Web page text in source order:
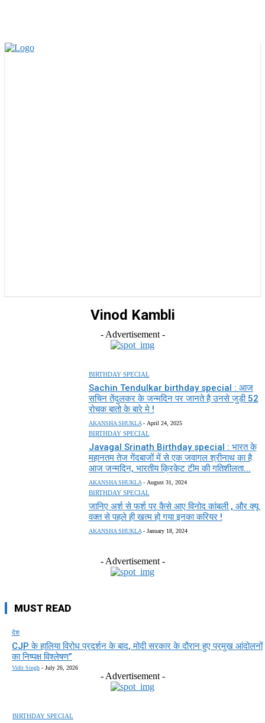
Vinod Kambli
- Advertisement -
BIRTHDAY SPECIAL
Sachin Tendulkar birthday special : आज
सचिन तेंदुलकर के जन्मदिन पर जानते है उनसे जुड़ी 52
रोचक बातो के बारे मे !
AKANSHA SHUKLA - April 24, 2025
BIRTHDAY SPECIAL
Javagal Srinath Birthday special : भारत के
महानतम तेज गेंदबाजों में से एक जवागल श्रीनाथ का है
आज जन्मदिन, भारतीय क्रिकेट टीम की गतिशीलता...
AKANSHA SHUKLA - August 31, 2024
BIRTHDAY SPECIAL
जानिए अर्श से फर्श पर कैसे आए विनोद कांबली , और क्यू
वक्त से पहले ही खत्म हो गया इनका करियर !
AKANSHA SHUKLA - January 18, 2024
- Advertisement -
MUST READ
देश
CJP के हालिया विरोध प्रदर्शन के बाद, मोदी सरकार के दौरान हुए प्रमुख आंदोलनों
का निष्पक्ष विश्लेषण”
Vidit Singh - July 26, 2026
- Advertisement -
BIRTHDAY SPECIAL